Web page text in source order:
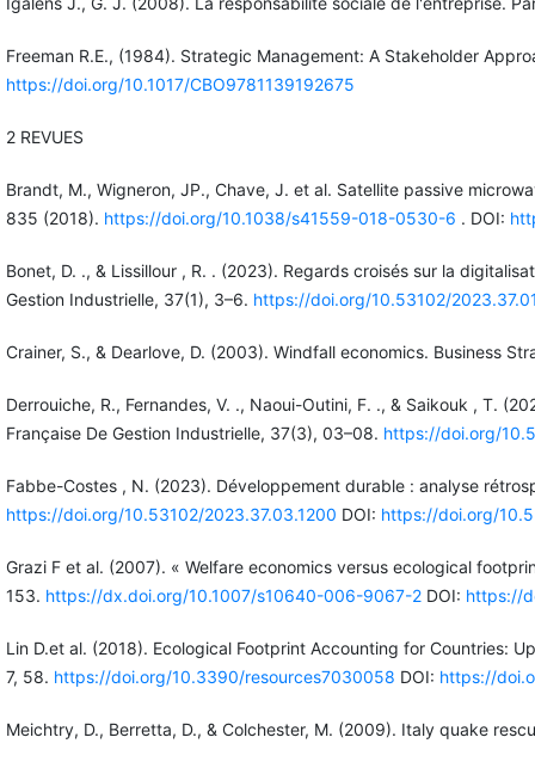
Freeman R.E., (1984). Strategic Management: A Stakeholder
https://doi.org/10.1017/CBO9781139192675
2 REVUES
Brandt, M., Wigneron, JP., Chave, J. et al. Satellite passive
835 (2018). https://doi.org/10.1038/s41559-018-0530-6 . DOI:
Bonet, D. ., & Lissillour , R. . (2023). Regards croisés sur la
Gestion Industrielle, 37(1), 3–6. https://doi.org/10.53102/
Crainer, S., & Dearlove, D. (2003). Windfall economics. Business
Derrouiche, R., Fernandes, V. ., Naoui-Outini, F. ., & Saikouk , T.
Française De Gestion Industrielle, 37(3), 03–08. https://doi.org/
Fabbe-Costes , N. (2023). Développement durable : analyse
https://doi.org/10.53102/2023.37.03.1200 DOI: https://doi.org/
Grazi F et al. (2007). « Welfare economics versus ecological
153. https://dx.doi.org/10.1007/s10640-006-9067-2DOI: https://
Lin D.et al. (2018). Ecological Footprint Accounting for Countries:
7, 58. https://doi.org/10.3390/resources7030058 DOI: https://
Meichtry, D., Berretta, D., & Colchester, M. (2009). Italy quake